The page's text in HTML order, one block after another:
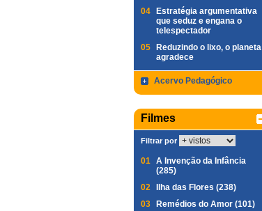
04
Estratégia argumentativa
que seduz e engana o
telespectador
05
Reduzindo o lixo, o planeta
agradece
Acervo Pedagógico
Filmes
Filtrar por
01 A Invenção da Infância
(285)
02
Ilha das Flores (238)
03
Remédios do Amor (101)